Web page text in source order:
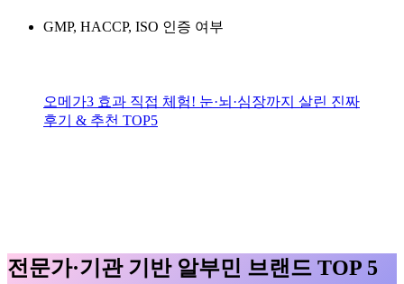
GMP, HACCP, ISO 인증 여부
오메가3 효과 직접 체험! 눈·뇌·심장까지 살린 진짜
후기 & 추천 TOP5
전문가·기관 기반 알부민 브랜드 TOP 5